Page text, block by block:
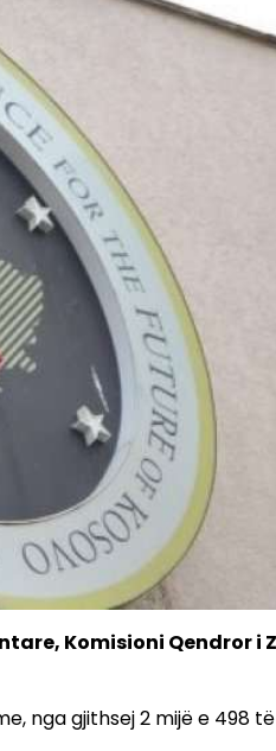
Komisioni Qendror i
nga gjithsej 2 mijë e 498